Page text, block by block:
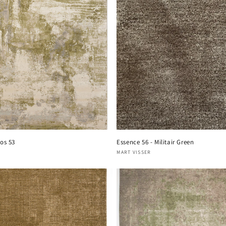
53
:
Essence 56 - Militair Green
Fournisseur :
MART VISSER